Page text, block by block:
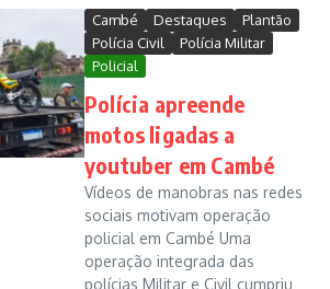
Cambé Destaques
Plantão
Polícia Civil
Polícia Militar
Policial
Polícia apreende
motos ligadas a
youtuber em Cambé
Vídeos de manobras nas redes
sociais motivam operação
policial em Cambé Uma
operação integrada das
polícias Militar e Civil cumpriu